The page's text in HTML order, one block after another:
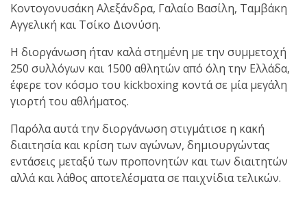
πραγματοποιήθηκε το
κλειστό σεμινάριο
Brazilian Jiu-Jitsu με τον
Grand Master Reyson
Gracie στο Fight Club
Galatsi!
Ο
Κορυφαίος
Κοντογονυσάκη Αλεξάνδρα, Γαλαίο Βασίλη, Ταμβάκη
Αγγελική και Τσίκο Διονύση.
Η διοργάνωση ήταν καλά στημένη με την συμμετοχή
250 συλλόγων και 1500 αθλητών από όλη την Ελλάδα,
έφερε τον κόσμο του kickboxing κοντά σε μία μεγάλη
γιορτή του αθλήματος.
Παρόλα αυτά την διοργάνωση στιγμάτισε η κακή
διαιτησία και κρίση των αγώνων, δημιουργώντας
εντάσεις μεταξύ των προπονητών και των διαιτητών
αλλά και λάθος αποτελέσματα σε παιχνίδια τελικών.